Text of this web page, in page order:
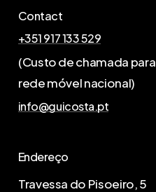
Contact
+351 917 133 529
(Custo de chamada para
rede móvel nacional)
info@guicosta.pt
Endereço
Travessa do Pisoeiro, 5